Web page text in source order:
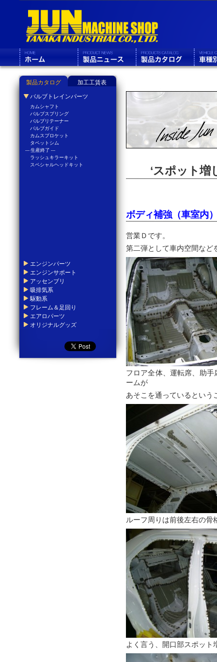
‘スポット増
ボディ補強（車室内
営業Ｄです。
第二弾として車内空間など
フロア全体、運転席、助
ームが
あそこを通っているという
ルーフ周りは前後左右の骨
よく言う、開口部スポット
製品カタログ 加工工賃表
バルブトレインパーツ
カムシャフト
バルブスプリング
バルブリテーナー
バルブガイド
カムスプロケット
タペットシム
--- 生産終了 ---
ラッシュキラーキット
スペシャルヘッドキット
エンジンパーツ
エンジンサポート
アッセンブリ
吸排気系
駆動系
フレーム＆足回り
エアロパーツ
オリジナルグッズ